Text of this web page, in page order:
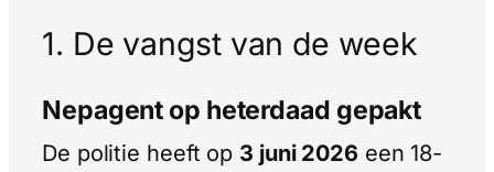
1. De vangst van de week
Nepagent op heterdaad gepakt
De politie heeft op 3 juni 2026 een 18-